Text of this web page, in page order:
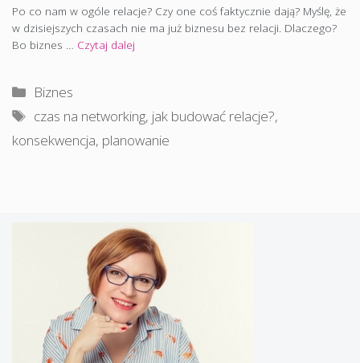
Po co nam w ogóle relacje? Czy one coś faktycznie dają? Myślę, że
w dzisiejszych czasach nie ma już biznesu bez relacji. Dlaczego?
Bo biznes … Czytaj dalej
Kategorie
Biznes
Tagi
czas na networking, jak budować relacje?,
konsekwencja, planowanie